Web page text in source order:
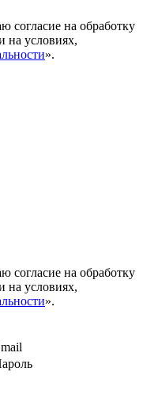
согласие на обработку
на условиях,
».
согласие на обработку
на условиях,
».